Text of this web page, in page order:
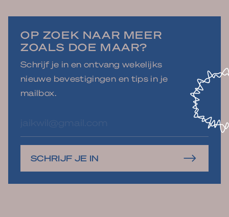
OP ZOEK NAAR MEER
ZOALS DOE MAAR?
Schrijf je in en ontvang wekelijks
nieuwe bevestigingen en tips in je
mailbox.
SCHRIJF JE IN